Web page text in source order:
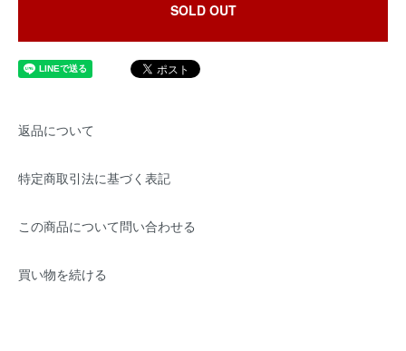
SOLD OUT
返品について
特定商取引法に基づく表記
この商品について問い合わせる
買い物を続ける